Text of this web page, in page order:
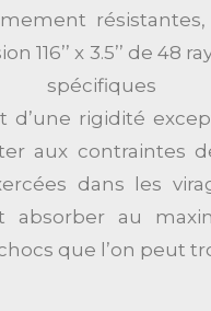
116’’ x 3.5’’ de 48
spécifiques
d’une rigidité
aux contraintes
dans les
absorber au
que l’on peut